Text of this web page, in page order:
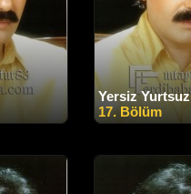
Yersiz Yurtsuz
17. Bölüm